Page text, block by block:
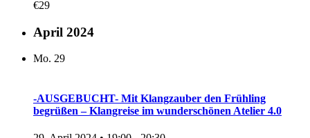
€29
April 2024
Mo. 29
-AUSGEBUCHT- Mit Klangzauber den Frühling
begrüßen – Klangreise im wunderschönen Atelier 4.0